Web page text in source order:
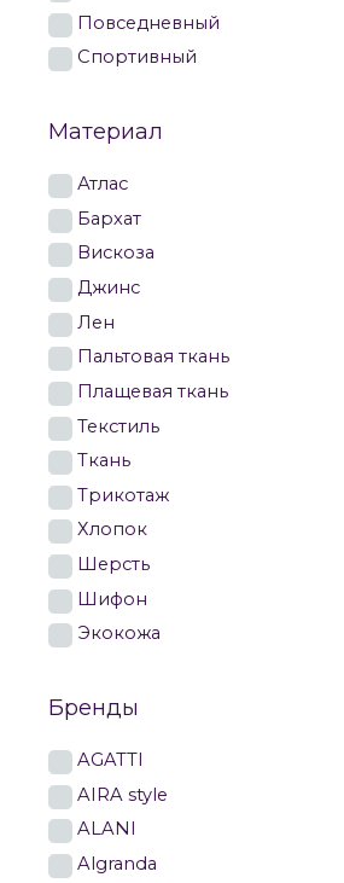
Повседневный
Спортивный
Материал
Атлас
Бархат
Вискоза
Джинс
Лен
Пальтовая ткань
Плащевая ткань
Текстиль
Ткань
Трикотаж
Хлопок
Шерсть
Шифон
Экокожа
Бренды
AGATTI
AIRA style
ALANI
Algranda